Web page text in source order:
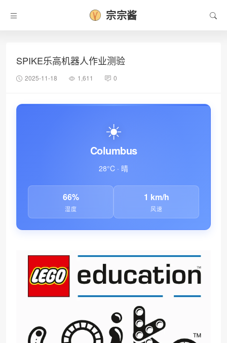
宗宗酱
SPIKE乐高机器人作业测验
2025-11-18 1,611 0
☀️
Columbus
28°C · 晴
66%
湿度
1 km/h
风速